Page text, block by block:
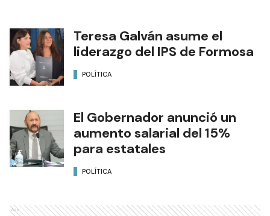
Teresa Galván asume el
liderazgo del IPS de Formosa
POLÍTICA
El Gobernador anunció un
aumento salarial del 15%
para estatales
POLÍTICA
Ads